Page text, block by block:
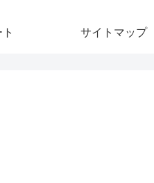
サイトマップ